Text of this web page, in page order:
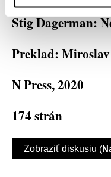
Stig Dagerman:
Preklad:
N Press, 2020
174 strán
Zobraziť diskusiu (